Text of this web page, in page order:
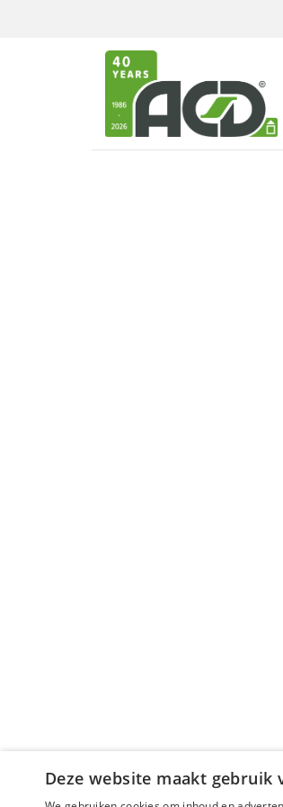
Deze website maakt gebruik